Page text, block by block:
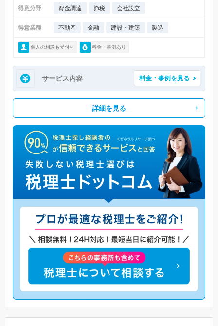
得意分野 資金調達 節税 会社設立
得意業種 不動産 金融 建設・建築 製造
個人の相談も受付可 料金・事例あり
サービス内容 料金・事例を見る
詳細を見る